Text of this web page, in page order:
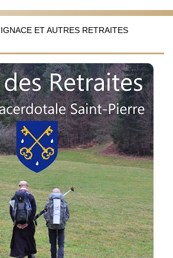
ET AUTRES RETRAITES